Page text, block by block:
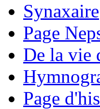
Synaxaire
Page
De la vie
Page